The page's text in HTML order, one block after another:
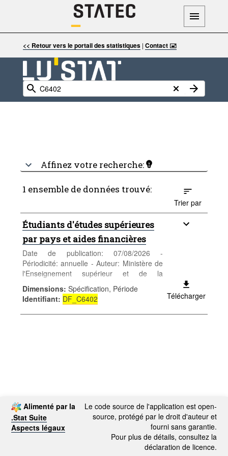
<< Retour vers le portail des statistiques| Contact 🖃
Affinez votre recherche:
1 ensemble de données trouvé:
Trier par
Étudiants d'études supérieures
par pays et aides financières
Date de publication: 07/08/2026 -
Périodicité: annuelle - Auteur: Ministère de
l'Enseignement supérieur et de la
Recherche (MESR) - Catégorie: Conditions
sociales - Enseignement et formation -
Mots-clés: enseignement et formation
Dimensions: Spécification, Période
Identifiant: DF_C6402 Télécharger
Alimenté par la
.Stat Suite
Aspects légaux
Le code source de l'application est open-
source, protégé par le droit d'auteur et
fourni sans garantie.
Pour plus de détails, consultez la
déclaration de licence.